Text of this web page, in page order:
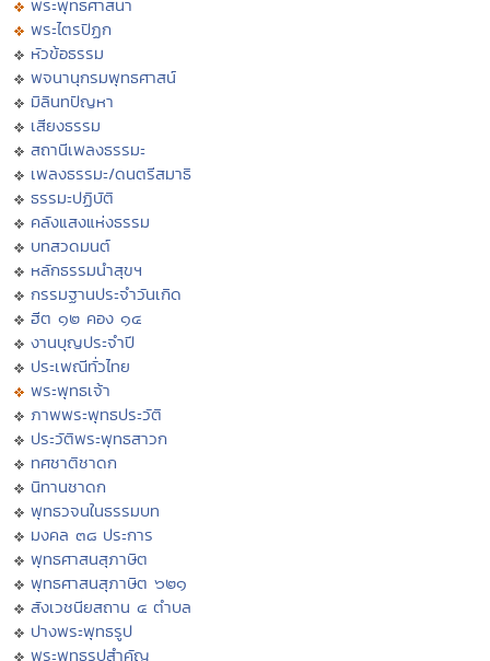
พระพุทธศาสนา
พระไตรปิฏก
หัวข้อธรรม
พจนานุกรมพุทธศาสน์
มิลินทปัญหา
เสียงธรรม
สถานีเพลงธรรมะ
เพลงธรรมะ/ดนตรีสมาธิ
ธรรมะปฏิบัติ
คลังแสงแห่งธรรม
บทสวดมนต์
หลักธรรมนำสุขฯ
กรรมฐานประจำวันเกิด
ฮีต ๑๒ คอง ๑๔
งานบุญประจำปี
ประเพณีทั่วไทย
พระพุทธเจ้า
ภาพพระพุทธประวัติ
ประวัติพระพุทธสาวก
ทศชาติชาดก
นิทานชาดก
พุทธวจนในธรรมบท
มงคล ๓๘ ประการ
พุทธศาสนสุภาษิต
พุทธศาสนสุภาษิต ๖๒๑
สังเวชนียสถาน ๔ ตำบล
ปางพระพุทธรูป
พระพุทธรูปสำคัญ